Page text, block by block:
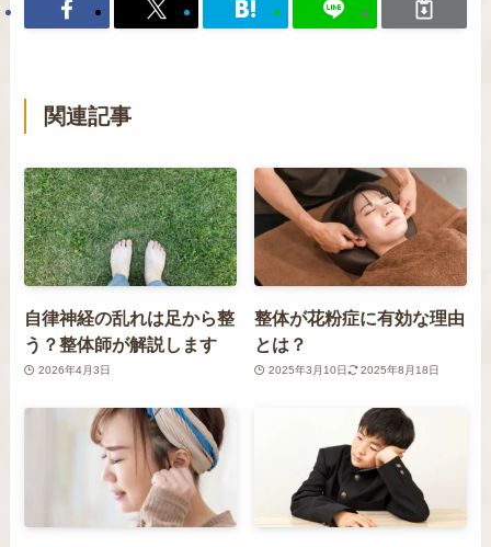
関連記事
自律神経の乱れは足から整
う？整体師が解説します
2026年4月3日
整体が花粉症に有効な理由
とは？
2025年3月10日 2025年8月18日